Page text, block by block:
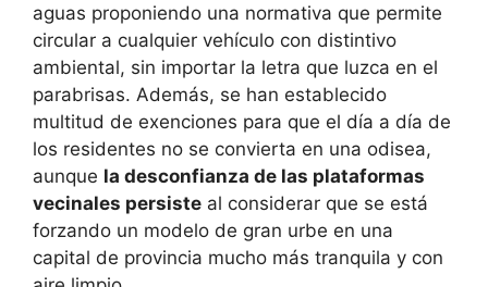
aguas proponiendo una normativa que permite
circular a cualquier vehículo con distintivo
ambiental, sin importar la letra que luzca en el
parabrisas. Además, se han establecido
multitud de exenciones para que el día a día de
los residentes no se convierta en una odisea,
aunque la desconfianza de las plataformas
vecinales persiste al considerar que se está
forzando un modelo de gran urbe en una
capital de provincia mucho más tranquila y con